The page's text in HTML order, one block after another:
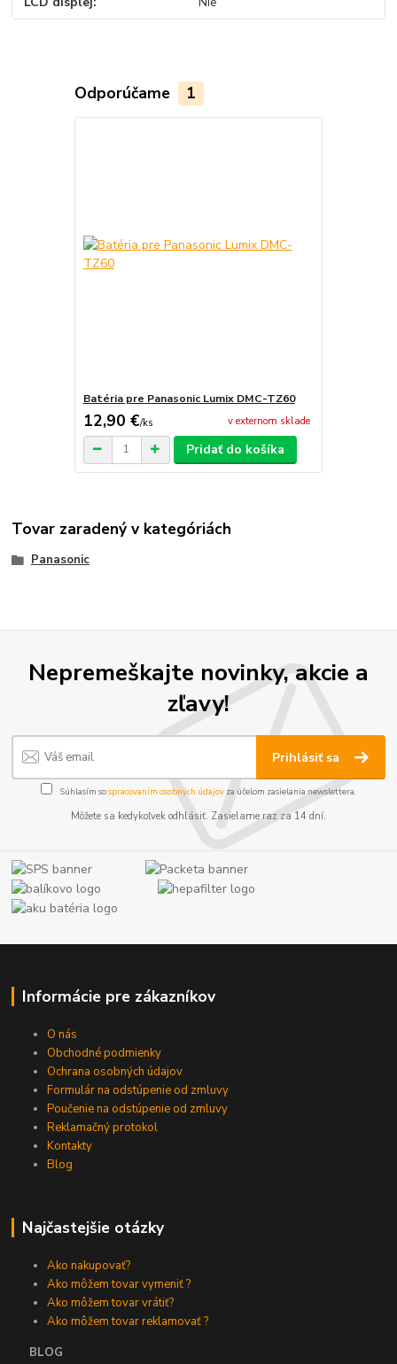
Odporúčame 1
Batéria pre Panasonic Lumix DMC-TZ60
12,90 €/ks v externom sklade
Pridať do košíka
Tovar zaradený v kategóriách
Panasonic
Nepremeškajte novinky, akcie a
zľavy!
Prihlásiť sa
Súhlasím sospracovaním osobných údajov za účelom zasielania newslettera.
Môžete sa kedykoľvek odhlásiť. Zasielame raz za 14 dní.
Informácie pre zákazníkov
O nás
Obchodné podmienky
Ochrana osobných údajov
Formulár na odstúpenie od zmluvy
Poučenie na odstúpenie od zmluvy
Reklamačný protokol
Kontakty
Blog
Najčastejšie otázky
Ako nakupovať?
Ako môžem tovar vymeniť ?
Ako môžem tovar vrátiť?
Ako môžem tovar reklamovať ?
BLOG